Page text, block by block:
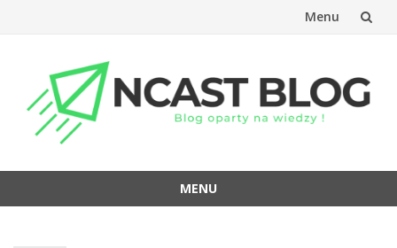
Menu
treści
MENU